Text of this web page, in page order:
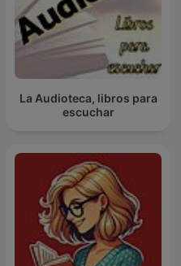
La Audioteca, libros para
escuchar